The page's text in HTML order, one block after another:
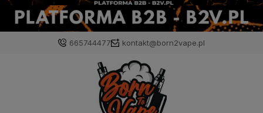
665744477 kontakt@born2vape.pl